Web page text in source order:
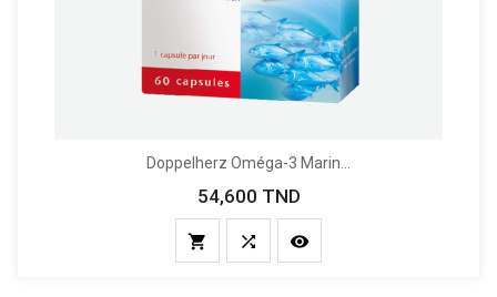
Doppelherz Oméga-3 Marin...
Prix
54,600 TND
  